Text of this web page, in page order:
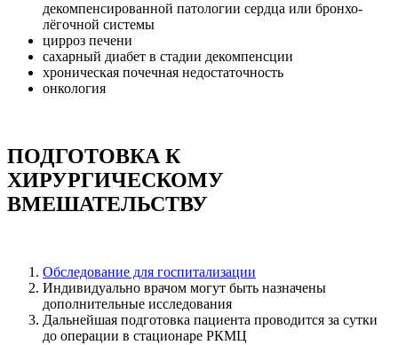
декомпенсированной патологии сердца или бронхо-
лёгочной системы
цирроз печени
сахарный диабет в стадии декомпенсции
хроническая почечная недостаточность
онкология
ПОДГОТОВКА К
ХИРУРГИЧЕСКОМУ
ВМЕШАТЕЛЬСТВУ
Обследование для госпитализации
Индивидуально врачом могут быть назначены
дополнительные исследования
Дальнейшая подготовка пациента проводится за сутки
до операции в стационаре РКМЦ